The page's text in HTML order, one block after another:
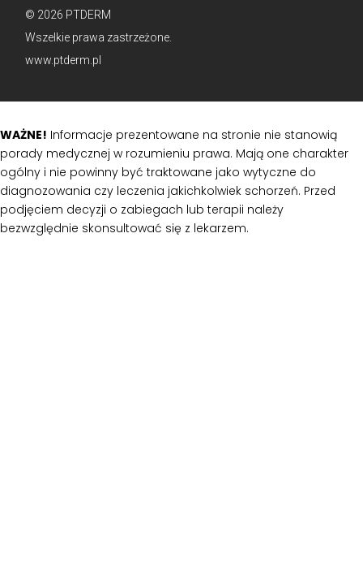
© 2026 PTDERM
Wszelkie prawa zastrzeżone.
www.ptderm.pl
WAŻNE! Informacje prezentowane na stronie nie stanowią
porady medycznej w rozumieniu prawa. Mają one charakter
ogólny i nie powinny być traktowane jako wytyczne do
diagnozowania czy leczenia jakichkolwiek schorzeń. Przed
podjęciem decyzji o zabiegach lub terapii należy
bezwzględnie skonsultować się z lekarzem.